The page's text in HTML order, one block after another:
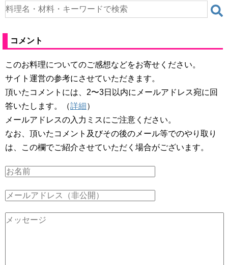
コメント
このお料理についてのご感想などをお寄せください。
サイト運営の参考にさせていただきます。
頂いたコメントには、2〜3日以内にメールアドレス宛に回
答いたします。（詳細 ）
メールアドレスの入力ミスにご注意ください。
なお、頂いたコメント及びその後のメール等でのやり取り
は、この欄でご紹介させていただく場合がございます。